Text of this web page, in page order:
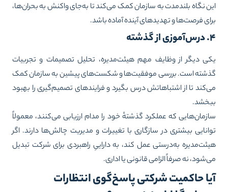
نگاه بلندمدت به سازمان کمک می‌کند تا به‌جای واکنش به بحران‌ها،
فرصت‌ها و تهدیدهای آینده آماده باشد.
دیگر از وظایف مهم هیئت‌مدیره، تحلیل تصمیمات و تجربیات
است. بررسی موفقیت‌ها و شکست‌های پیشین به سازمان کمک
تا از اشتباهاتش درس بگیرد و فرایندهای تصمیم‌گیری را بهبود
که عملکرد گذشتهٔ خود را مدام ارزیابی می‌کنند، معمولاً
بیشتری در سازگاری با تغییرات و مدیریت چالش‌ها دارند. اگر
به‌درستی عمل کند، به داراییِ راهبردی برای شرکت تبدیل
نه صرفاً الزامی قانونی یا اداری.
حاکمیت شرکتی پاسخ‌گوی انتظارات